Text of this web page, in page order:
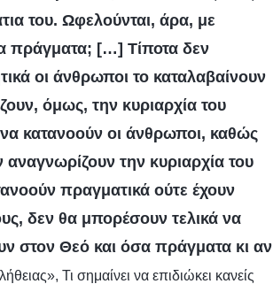
του. Ωφελούνται, άρα, με
πράγματα; […] Τίποτα δεν
οι άνθρωποι το καταλαβαίνουν
όμως, την κυριαρχία του
κατανοούν οι άνθρωποι, καθώς
την κυριαρχία του
πραγματικά ούτε έχουν
δεν θα μπορέσουν τελικά να
στον Θεό και όσα πράγματα κι αν
Τι σημαίνει να επιδιώκει κανείς